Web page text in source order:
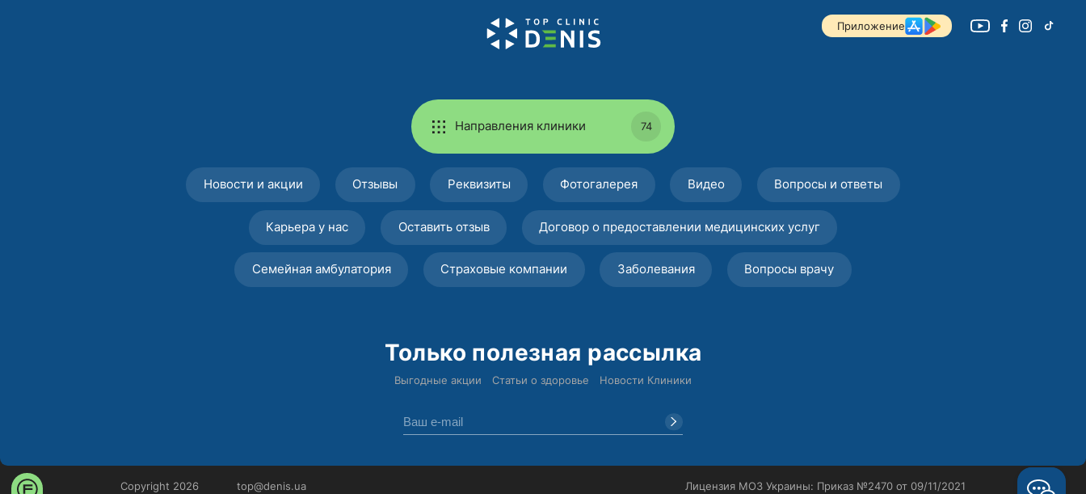
Приложение
Направления клиники 74
Новости и акции Отзывы Реквизиты Фотогалерея Видео Вопросы и ответы
Карьера у нас Оставить отзыв Договор о предоставлении медицинских услуг
Семейная амбулатория Страховые компании Заболевания Вопросы врачу
Только полезная рассылка
Выгодные акции Статьи о здоровье Новости Клиники
Copyright 2026 top@denis.ua Лицензия МОЗ Украины: Приказ №2470 от 09/11/2021